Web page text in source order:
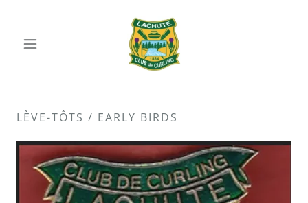
LÈVE-TÔTS / EARLY BIRDS